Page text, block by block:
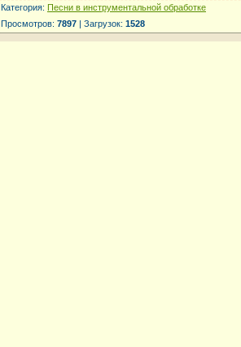
Категория: Песни в инструментальной обработке
Просмотров: 7897 | Загрузок: 1528